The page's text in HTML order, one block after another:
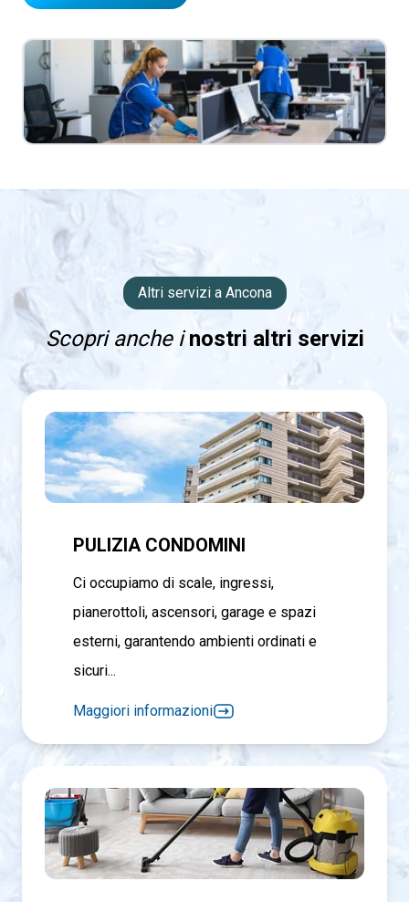
Altri servizi a Ancona
Scopri anche inostri altri servizi
PULIZIA CONDOMINI
Ci occupiamo di scale, ingressi,
pianerottoli, ascensori, garage e spazi
esterni, garantendo ambienti ordinati e
sicuri...
Maggiori informazioni